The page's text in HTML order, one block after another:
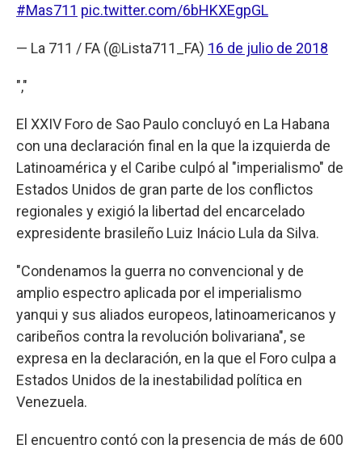
#Mas711 pic.twitter.com/6bHKXEgpGL
— La 711 / FA (@Lista711_FA) 16 de julio de 2018
","
El XXIV Foro de Sao Paulo concluyó en La Habana
con una declaración final en la que la izquierda de
Latinoamérica y el Caribe culpó al "imperialismo" de
Estados Unidos de gran parte de los conflictos
regionales y exigió la libertad del encarcelado
expresidente brasileño Luiz Inácio Lula da Silva.
"Condenamos la guerra no convencional y de
amplio espectro aplicada por el imperialismo
yanqui y sus aliados europeos, latinoamericanos y
caribeños contra la revolución bolivariana", se
expresa en la declaración, en la que el Foro culpa a
Estados Unidos de la inestabilidad política en
Venezuela.
El encuentro contó con la presencia de más de 600